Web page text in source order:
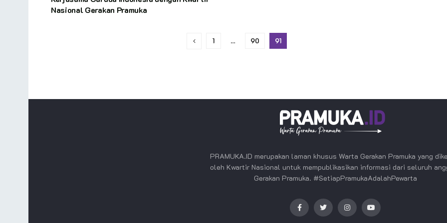
Nasional Gerakan Pramuka
1 … 90 91
PRAMUKA.ID merupakan laman khusus Warta Gerakan Pramuka yang
oleh Kwartir Nasional untuk mempublikasikan informasi dari seluruh
Gerakan Pramuka. #SetiapPramukaAdalahPewarta